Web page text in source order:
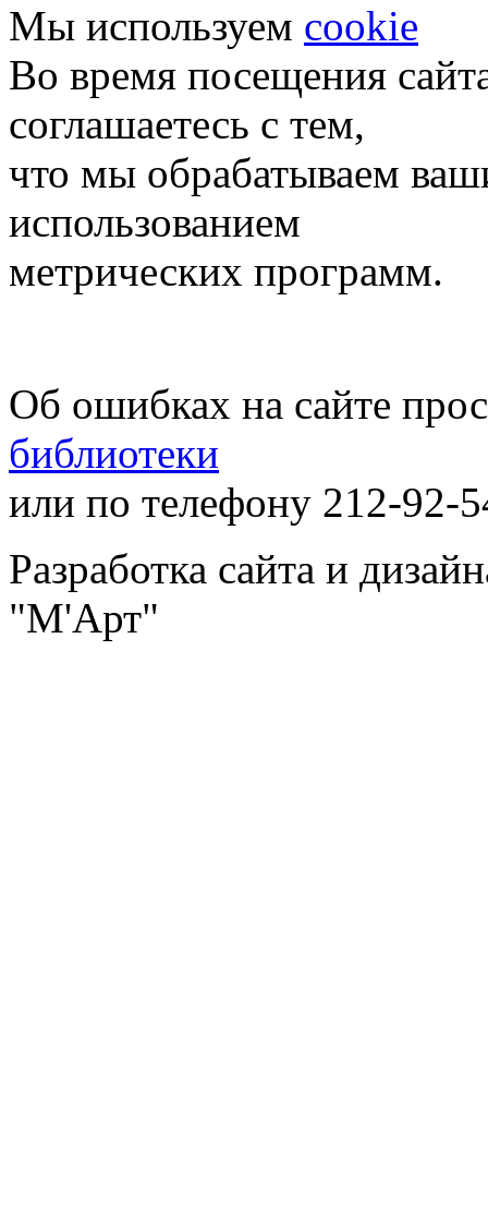
Мы используем cookie
Во время посещения
соглашаетесь с тем,
что мы обрабатываем
использованием
метрических программ.
Об ошибках на сайте
библиотеки
или по телефону 212-92-
Разработка сайта и
"М'Арт"